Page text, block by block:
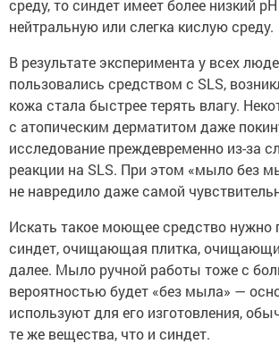
среду, то синдет имеет более низкий
нейтральную или слегка кислую среду.
В результате эксперимента у всех
пользовались средством с SLS,
кожа стала быстрее терять влагу.
с атопическим дерматитом даже
исследование преждевременно из-за
реакции на SLS. При этом «мыло без
не навредило даже самой
Искать такое моющее средство нужно
синдет, очищающая плитка,
далее. Мыло ручной работы тоже с
вероятностью будет «без мыла» —
используют для его изготовления,
те же вещества, что и синдет.